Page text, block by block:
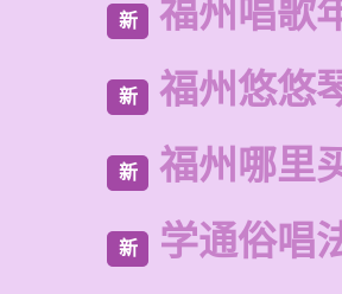
新 福州唱歌
新 福州悠悠
新 福州哪里
新 学通俗唱